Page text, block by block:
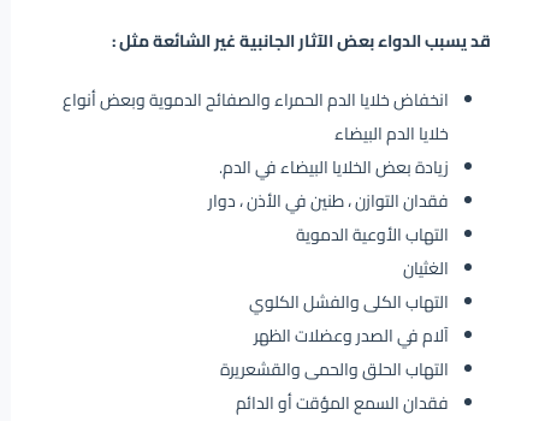
قد يسبب الدواء بعض الآثار الجانبية غير الشائعة مثل :
انخفاض خلايا الدم الحمراء والصفائح الدموية وبعض أنواع
خلايا الدم البيضاء
زيادة بعض الخلايا البيضاء في الدم.
فقدان التوازن ، طنين في الأذن ، دوار
التهاب الأوعية الدموية
الغثيان
التهاب الكلى والفشل الكلوي
آلام في الصدر وعضلات الظهر
التهاب الحلق والحمى والقشعريرة
فقدان السمع المؤقت أو الدائم